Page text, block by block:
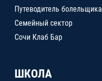
Путеводитель болельщика
Семейный сектор
Сочи Клаб Бар
ШКОЛА